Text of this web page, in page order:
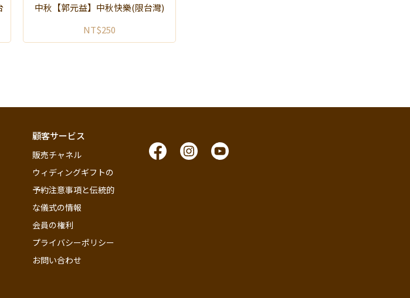
中秋【郭元益】中秋快樂(限台灣)
NT$250
顧客サービス
販売チャネル
ウィディングギフトの
予約注意事項と伝統的
な儀式の情報
会員の権利
プライバシーポリシー
お問い合わせ